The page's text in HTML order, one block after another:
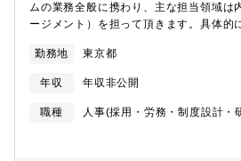
ムの業務全般に携わり、主な担当領域は
ージメント）を担って頂きます。具体的
画・実行、配属プロセスの主導、関連チ
推進、業務委託先のマネジメントを想定
当領域における課題設定から改善提案、
リードすることを期待しております。想
督者としての採用も検討可能です（その
勤務地 東京都
年収 年収非公開
職種
人事(採用・労務・制度設計・